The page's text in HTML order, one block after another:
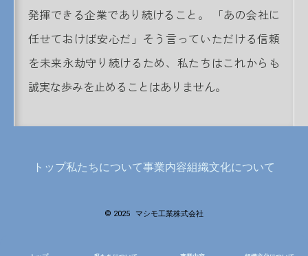
発揮できる企業であり続けること。 「あの会社に
任せておけば安心だ」そう言っていただける信頼
を未来永劫守り続けるため、私たちはこれからも
誠実な歩みを止めることはありません。
トップ私たちについて事業内容組織文化について
© 2025 マシモ工業株式会社